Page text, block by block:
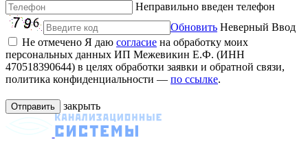
Неправильно введен телефон
Обновить Неверный Ввод
Не отмечено Я даю согласие на обработку моих
персональных данных ИП Межевикин Е.Ф. (ИНН
470518390644) в целях обработки заявки и обратной связи,
политика конфиденциальности — по ссылке.
закрыть